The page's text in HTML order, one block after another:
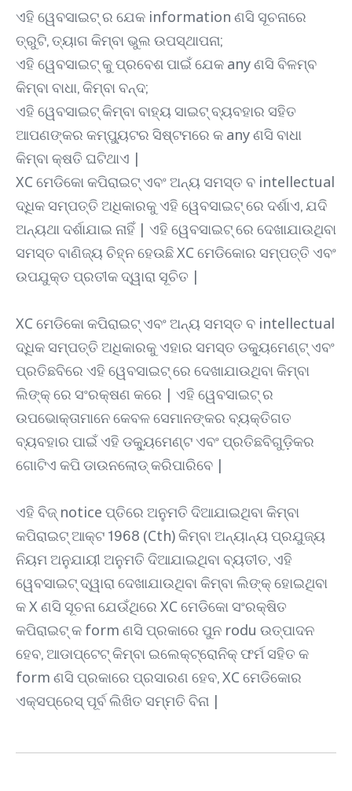
ଏହି ୱେବସାଇଟ୍ ର ଯେକ information ଣସି ସୂଚନାରେ
ତ୍ରୁଟି, ତ୍ୟାଗ କିମ୍ବା ଭୁଲ ଉପସ୍ଥାପନା;
ଏହି ୱେବସାଇଟ୍ କୁ ପ୍ରବେଶ ପାଇଁ ଯେକ any ଣସି ବିଳମ୍ବ
କିମ୍ବା ବାଧା, କିମ୍ବା ବନ୍ଦ;
ଏହି ୱେବସାଇଟ୍ କିମ୍ବା ବାହ୍ୟ ସାଇଟ୍ ବ୍ୟବହାର ସହିତ
ଆପଣଙ୍କର କମ୍ପ୍ୟୁଟର ସିଷ୍ଟମରେ କ any ଣସି ବାଧା
କିମ୍ବା କ୍ଷତି ଘଟିଥାଏ |
XC ମେଡିକୋ କପିରାଇଟ୍ ଏବଂ ଅନ୍ୟ ସମସ୍ତ ବ intellectual
ଦ୍ଧିକ ସମ୍ପତ୍ତି ଅଧିକାରକୁ ଏହି ୱେବସାଇଟ୍ ରେ ଦର୍ଶାଏ, ଯଦି
ଅନ୍ୟଥା ଦର୍ଶାଯାଇ ନାହିଁ | ଏହି ୱେବସାଇଟ୍ ରେ ଦେଖାଯାଉଥିବା
ସମସ୍ତ ବାଣିଜ୍ୟ ଚିହ୍ନ ହେଉଛି XC ମେଡିକୋର ସମ୍ପତ୍ତି ଏବଂ
ଉପଯୁକ୍ତ ପ୍ରତୀକ ଦ୍ୱାରା ସୂଚିତ |
XC ମେଡିକୋ କପିରାଇଟ୍ ଏବଂ ଅନ୍ୟ ସମସ୍ତ ବ intellectual
ଦ୍ଧିକ ସମ୍ପତ୍ତି ଅଧିକାରକୁ ଏହାର ସମସ୍ତ ଡକ୍ୟୁମେଣ୍ଟ୍ ଏବଂ
ପ୍ରତିଛବିରେ ଏହି ୱେବସାଇଟ୍ ରେ ଦେଖାଯାଉଥିବା କିମ୍ବା
ଲିଙ୍କ୍ ରେ ସଂରକ୍ଷଣ କରେ | ଏହି ୱେବସାଇଟ୍ ର
ଉପଭୋକ୍ତାମାନେ କେବଳ ସେମାନଙ୍କର ବ୍ୟକ୍ତିଗତ
ବ୍ୟବହାର ପାଇଁ ଏହି ଡକ୍ୟୁମେଣ୍ଟ ଏବଂ ପ୍ରତିଛବିଗୁଡ଼ିକର
ଗୋଟିଏ କପି ଡାଉନଲୋଡ୍ କରିପାରିବେ |
ଏହି ବିଜ୍ notice ପ୍ତିରେ ଅନୁମତି ଦିଆଯାଇଥିବା କିମ୍ବା
କପିରାଇଟ୍ ଆକ୍ଟ 1968 (Cth) କିମ୍ବା ଅନ୍ୟାନ୍ୟ ପ୍ରଯୁଜ୍ୟ
ନିୟମ ଅନୁଯାୟୀ ଅନୁମତି ଦିଆଯାଇଥିବା ବ୍ୟତୀତ, ଏହି
ୱେବସାଇଟ୍ ଦ୍ୱାରା ଦେଖାଯାଉଥିବା କିମ୍ବା ଲିଙ୍କ୍ ହୋଇଥିବା
କ X ଣସି ସୂଚନା ଯେଉଁଥିରେ XC ମେଡିକୋ ସଂରକ୍ଷିତ
କପିରାଇଟ୍ କ form ଣସି ପ୍ରକାରେ ପୁନ rodu ଉତ୍ପାଦନ
ହେବ, ଆଡାପ୍ଟେଟ୍ କିମ୍ବା ଇଲେକ୍ଟ୍ରୋନିକ୍ ଫର୍ମ ସହିତ କ
form ଣସି ପ୍ରକାରେ ପ୍ରସାରଣ ହେବ, XC ମେଡିକୋର
ଏକ୍ସପ୍ରେସ୍ ପୂର୍ବ ଲିଖିତ ସମ୍ମତି ବିନା |